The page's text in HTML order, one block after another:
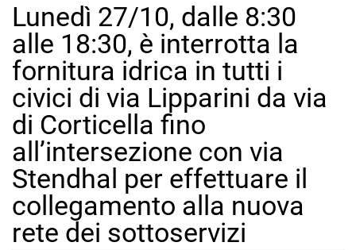
Lunedì 27/10, dalle 8:30
alle 18:30, è interrotta la
fornitura idrica in tutti i
civici di via Lipparini da via
di Corticella fino
all’intersezione con via
Stendhal per effettuare il
collegamento alla nuova
rete dei sottoservizi